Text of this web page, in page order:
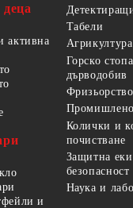
активна
и
Табели
Агрикултура
Горско
дърводобив
Колички и
почистване
Защитна
Наука и